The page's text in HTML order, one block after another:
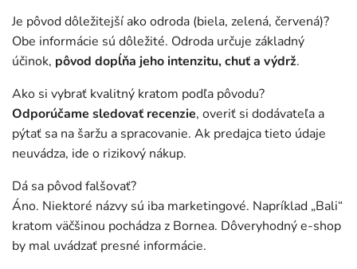
Je pôvod dôležitejší ako odroda (biela, zelená, červená)?
Obe informácie sú dôležité. Odroda určuje základný
účinok, pôvod dopĺňa jeho intenzitu, chuť a výdrž.
Ako si vybrať kvalitný kratom podľa pôvodu?
Odporúčame sledovať recenzie, overiť si dodávateľa a
pýtať sa na šaržu a spracovanie. Ak predajca tieto údaje
neuvádza, ide o rizikový nákup.
Dá sa pôvod falšovať?
Áno. Niektoré názvy sú iba marketingové. Napríklad „Bali“
kratom väčšinou pochádza z Bornea. Dôveryhodný e-shop
by mal uvádzať presné informácie.